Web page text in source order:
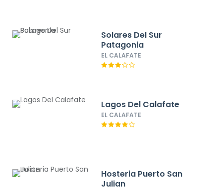
Solares Del Sur
Patagonia
EL CALAFATE
Lagos Del Calafate
EL CALAFATE
Hosteria Puerto San
Julian